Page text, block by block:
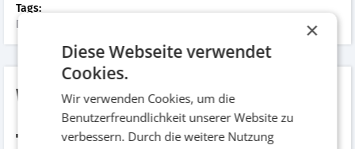
Tags:
Digital & Mobile, Website
Website für WIEHAG
×
Diese Webseite verwendet
Cookies.
Wir verwenden Cookies, um die
Benutzerfreundlichkeit unserer Website zu
verbessern. Durch die weitere Nutzung